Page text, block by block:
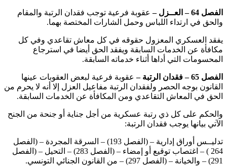
الفصل 64 – العــزل –
عقوبة فرعية توجب فقدان الرتبة والمقام
والحق في ارتداء اللباس وحمل الشارات المختصة بهما.
يفقد العسكري المعزول حقوقه في كل معاش تقاعدي وفي كل
مكافأة عن الخدمات السابقة ويفقد الحق أيضا في استرجاع
المحسومات التي أداها أثناء خدماته السابقة.
الفصل 65 – فقدان الرتبة –
عقوبة فرعية لبعض العقوبات عينها
القانون بوجه الحصر ولفقدان الرتبة مفاعيل العزل إلا أنه لا يحرم من
الحق في المعاش التقاعدي ومن المكافأة عن الخدمات السابقة.
والحكم على كل ذي رتبة عسكرية من أجل جناية أو جنحة من الجنح
الآتي بيانها يوجب فقدان الرتبة:
تدليــس أوراق إدارية – (الفصل 193) – السرقة المجردة – (الفصل
264 ) – اغتصاب توقيع أو إمضاء – (الفصل 283) – التحيل – (الفصل
291) – والخيانة – (الفصل 297) – من القانون الجنائي التونسي.